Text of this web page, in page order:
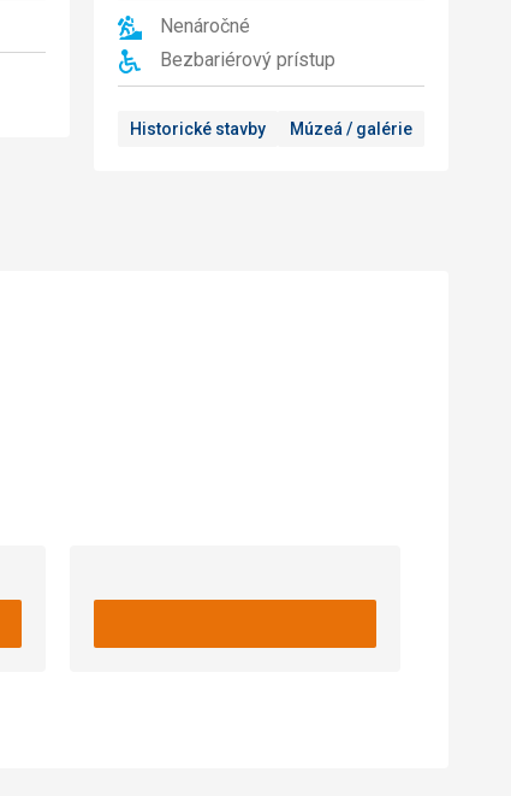
Nenáročné
Bezbariérový prístup
Historické stavby Múzeá / galérie